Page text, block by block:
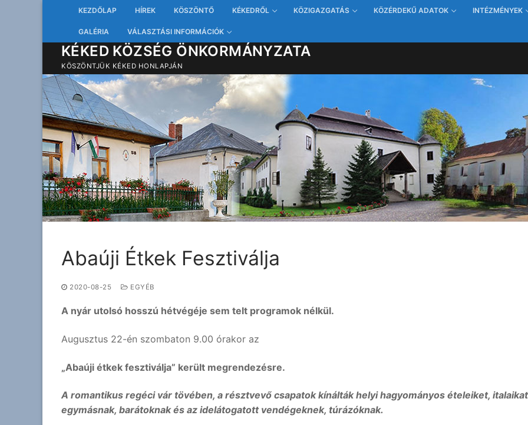
tartalomra
KEZDŐLAP HÍREK KÖSZÖNTŐ KÉKEDRŐL KÖZIGAZGATÁS KÖZÉRDEKŰ ADATOK INTÉZMÉNYEK
GALÉRIA VÁLASZTÁSI INFORMÁCIÓK
KÉKED KÖZSÉG ÖNKORMÁNYZATA
KÖSZÖNTJÜK KÉKED HONLAPJÁN
Abaúji Étkek Fesztiválja
2020-08-25 EGYÉB
A nyár utolsó hosszú hétvégéje sem telt programok nélkül.
Augusztus 22-én szombaton 9.00 órakor az
„Abaúji étkek fesztiválja” került megrendezésre.
A romantikus regéci vár tövében, a résztvevő csapatok kínálták helyi hagyományos ételeiket, italaikat
egymásnak, barátoknak és az idelátogatott vendégeknek, túrázóknak.